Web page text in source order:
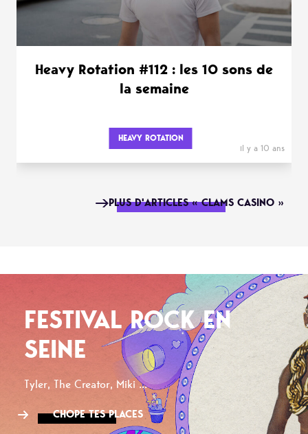
Heavy Rotation #112 : les 10 sons de
la semaine
HEAVY ROTATION
il y a 10 ans
PLUS D'ARTICLES « CLAMS CASINO »
FESTIVAL ROCK EN
SEINE
Tyler, The Creator, Miki ...
CHOPE TES PLACES